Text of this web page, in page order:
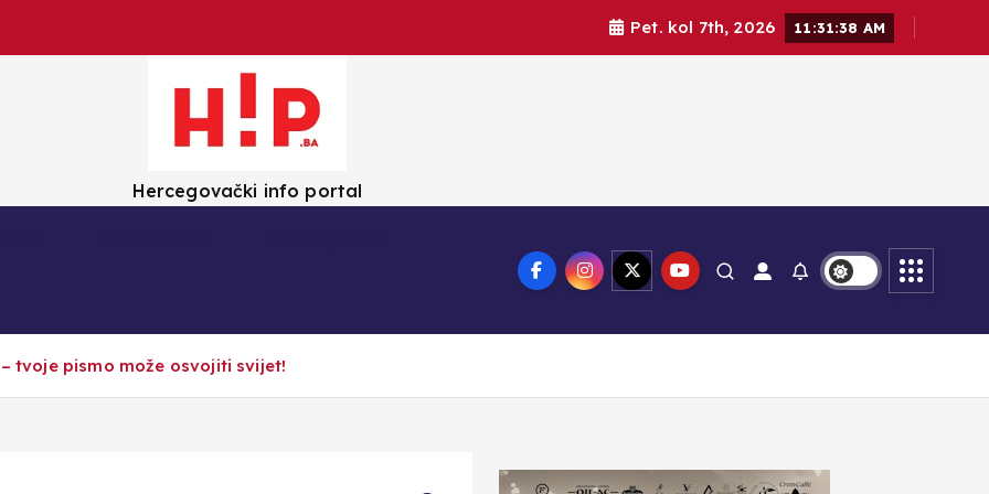
Pet. kol 7th, 2026 11:31:40 AM
Hercegovački info portal
tvoje pismo može osvojiti svijet!